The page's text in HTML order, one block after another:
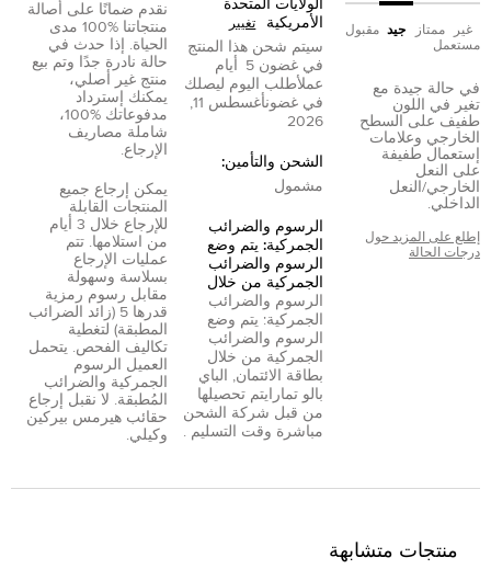
غير
مستعمل
ممتاز جيد مقبول
في حالة جيدة مع
تغير في اللون
طفيف على السطح
الخارجي وعلامات
إستعمال طفيفة
على النعل
الخارجي/النعل
الداخلي.
إطلع على المزيد حول
درجات الحالة
الولايات المتحدة
الأمريكية
تغيير
سيتم شحن هذا المنتج
في غضون 5
أيام
عملأطلب اليوم ليصلك
في غضون
أغسطس 11,
2026
الشحن والتأمين:
مشمول
الرسوم والضرائب
الجمركية: يتم وضع
الرسوم والضرائب
الجمركية من خلال
الرسوم والضرائب
الجمركية: يتم وضع
الرسوم والضرائب
الجمركية من خلال
بطاقة الائتمان
الباي
بالو تمارا يتم تحصيلها
من قبل شركة الشحن
مباشرة وقت التسليم .
نقدم ضمانًا على أصالة
منتجاتنا %100 مدى
الحياة. إذا حدث في
حالة نادرة جدًا وتم بيع
منتج غير أصلي،
يمكنك إسترداد
مدفوعاتك %100،
شاملة مصاريف
الإرجاع.
يمكن إرجاع جميع
المنتجات القابلة
للإرجاع خلال 3 أيام
من استلامها. تتم
عمليات الإرجاع
بسلاسة وسهولة
مقابل رسوم رمزية
قدرها 5 (زائد الضرائب
المطبقة) لتغطية
تكاليف الفحص. يتحمل
العميل الرسوم
الجمركية والضرائب
المُطبقة. لا نقبل إرجاع
حقائب هيرمس بيركين
وكيلي.
منتجات متشابهة